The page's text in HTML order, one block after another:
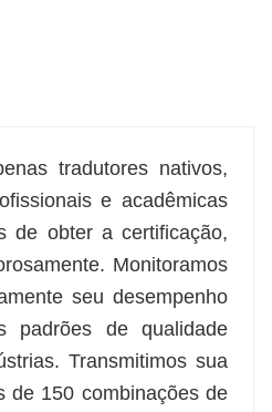
tradutores nativos,
e acadêmicas
de obter a certificação,
Monitoramos
seu desempenho
padrões de qualidade
Transmitimos sua
de 150 combinações de